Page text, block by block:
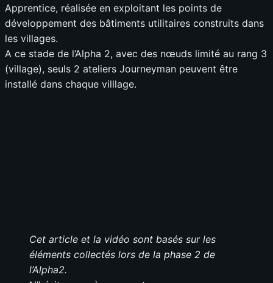
Apprentice, réalisée en exploitant les points de
développement des bâtiments utilitaires construits dans
les villages.
A ce stade de l’Alpha 2, avec des nœuds limité au rang 3
(village), seuls 2 ateliers Journeyman peuvent être
installé dans chaque villlage.
Cet article et la vidéo sont basés sur les
éléments collectés lors de la phase 2 de
l’Alpha2.